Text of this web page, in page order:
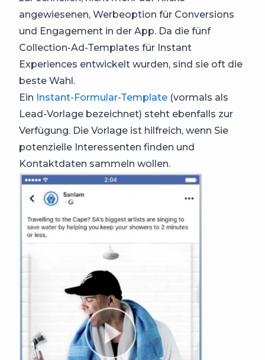
angewiesenen, Werbeoption für Conversions
und Engagement in der App. Da die fünf
Collection-Ad-Templates für Instant
Experiences entwickelt wurden, sind sie oft die
beste Wahl.
Ein Instant-Formular-Template (vormals als
Lead-Vorlage bezeichnet) steht ebenfalls zur
Verfügung. Die Vorlage ist hilfreich, wenn Sie
potenzielle Interessenten finden und
Kontaktdaten sammeln wollen.